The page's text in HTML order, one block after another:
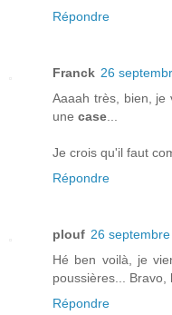
Répondre
Franck 26
Aaaah très, bien, je
une case...
Je crois qu'il faut
Répondre
plouf 26
Hé ben voilà, je
poussières... Bravo,
Répondre